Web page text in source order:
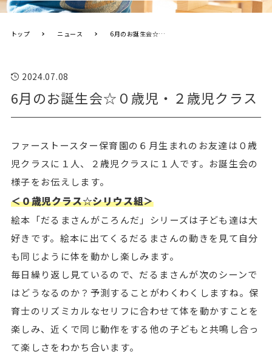
トップ ニュース 6月のお誕生会☆０歳児・２歳児クラス
2024.07.08
6月のお誕生会☆０歳児・２歳児クラス
ファーストースター保育園の６月生まれのお友達は０歳
児クラスに１人、２歳児クラスに１人です。お誕生会の
様子をお伝えします。
＜０歳児クラス☆シリウス組＞
絵本「だるまさんがころんだ」シリーズは子ども達は大
好きです。絵本に出てくるだるまさんの動きを見て自分
も同じように体を動かし楽しみます。
毎日繰り返し見ているので、だるまさんが次のシーンで
はどうなるのか？予測することがわくわくしますね。保
育士のリズミカルなセリフに合わせて体を動かすことを
楽しみ、近くで同じ動作をする他の子どもと共鳴し合っ
て楽しさをわかち合います。